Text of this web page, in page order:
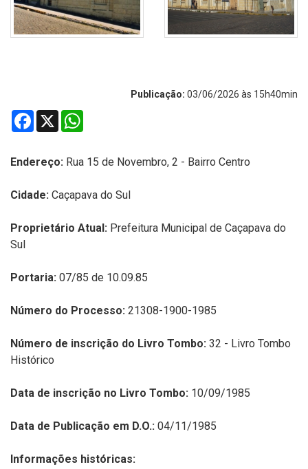
Publicação: 03/06/2026 às 15h40min
Facebook
X
Endereço: Rua 15 de Novembro, 2 - Bairro Centro
Cidade: Caçapava do Sul
Proprietário Atual: Prefeitura Municipal de Caçapava do
Sul
Portaria: 07/85 de 10.09.85
Número do Processo: 21308-1900-1985
Número de inscrição do Livro Tombo: 32 - Livro Tombo
Histórico
Data de inscrição no Livro Tombo: 10/09/1985
Data de Publicação em D.O.: 04/11/1985
Informações históricas: